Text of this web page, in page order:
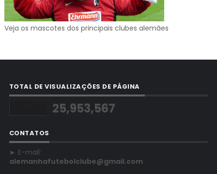
Veja os mascotes dos principais clubes alemães
TOTAL DE VISUALIZAÇÕES DE PÁGINA
25,953,567
CONTATOS
► E-mail:
alemanhafutebolclube@gmail.com